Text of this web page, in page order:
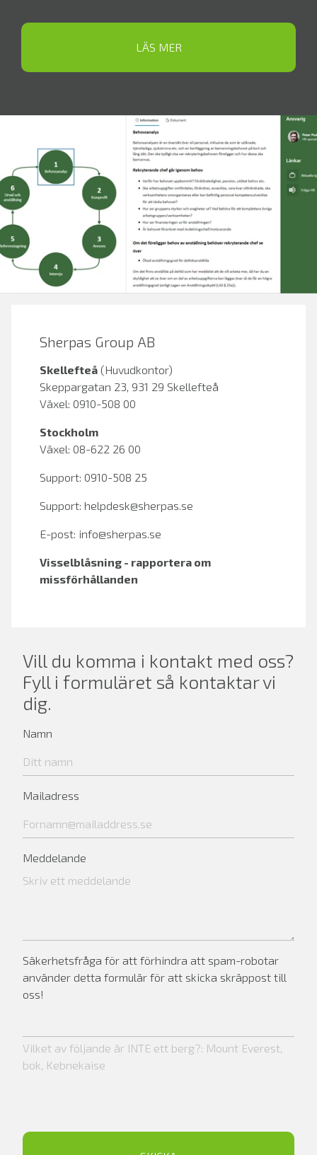
LÄS MER
Sherpas Group AB
Skellefteå (Huvudkontor)
Skeppargatan 23, 931 29 Skellefteå
Växel: 0910-508 00
Stockholm
Växel: 08-622 26 00
Support: 0910-508 25
Support: helpdesk@sherpas.se
E-post: info@sherpas.se
Visselblåsning - rapportera om
missförhållanden
Vill du komma i kontakt med oss?
Fyll i formuläret så kontaktar vi
dig.
Namn
Mailadress
Meddelande
Säkerhetsfråga för att förhindra att spam-robotar
använder detta formulär för att skicka skräppost till
oss!
Vilket av följande är INTE ett berg?: Mount Everest,
bok, Kebnekaise